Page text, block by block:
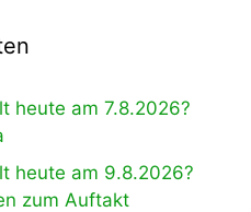
heute am 7.8.2026?
heute am 9.8.2026?
zum Auftakt